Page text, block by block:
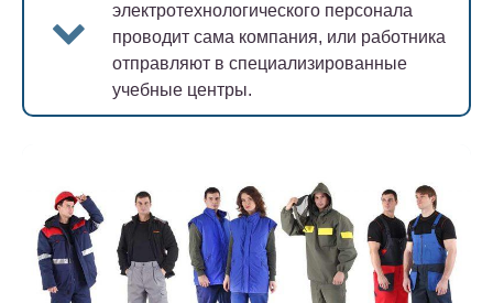
электротехнологического персонала
проводит сама компания, или работника
отправляют в специализированные
учебные центры.